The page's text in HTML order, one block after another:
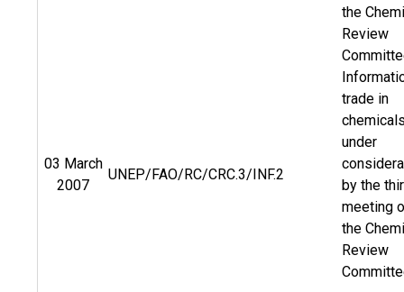
the
Review
03 March
2007
UNEP/FAO/RC/CRC.3/INF.2
trade in
under
by the
meeting
the
Review